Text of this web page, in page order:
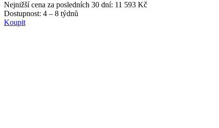
Nejnižší cena za posledních 30 dní: 11 593 Kč
Dostupnost: 4 – 8 týdnů
Koupit